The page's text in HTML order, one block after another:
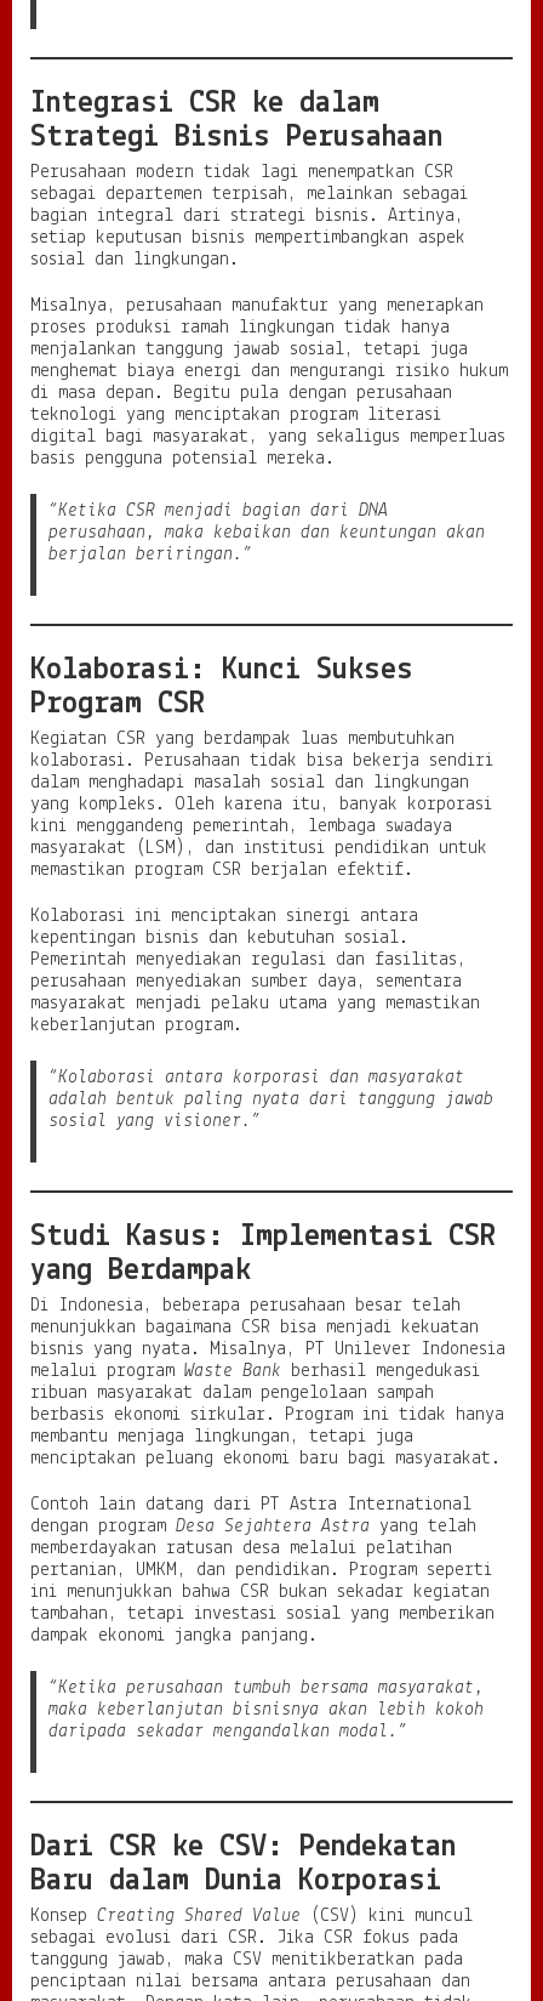
Integrasi CSR ke dalam
Strategi Bisnis Perusahaan
Perusahaan modern tidak lagi menempatkan CSR
sebagai departemen terpisah, melainkan sebagai
bagian integral dari strategi bisnis. Artinya,
setiap keputusan bisnis mempertimbangkan aspek
sosial dan lingkungan.
Misalnya, perusahaan manufaktur yang menerapkan
proses produksi ramah lingkungan tidak hanya
menjalankan tanggung jawab sosial, tetapi juga
menghemat biaya energi dan mengurangi risiko hukum
di masa depan. Begitu pula dengan perusahaan
teknologi yang menciptakan program literasi
digital bagi masyarakat, yang sekaligus memperluas
basis pengguna potensial mereka.
“Ketika CSR menjadi bagian dari DNA
perusahaan, maka kebaikan dan keuntungan akan
berjalan beriringan.”
Kolaborasi: Kunci Sukses
Program CSR
Kegiatan CSR yang berdampak luas membutuhkan
kolaborasi. Perusahaan tidak bisa bekerja sendiri
dalam menghadapi masalah sosial dan lingkungan
yang kompleks. Oleh karena itu, banyak korporasi
kini menggandeng pemerintah, lembaga swadaya
masyarakat (LSM), dan institusi pendidikan untuk
memastikan program CSR berjalan efektif.
Kolaborasi ini menciptakan sinergi antara
kepentingan bisnis dan kebutuhan sosial.
Pemerintah menyediakan regulasi dan fasilitas,
perusahaan menyediakan sumber daya, sementara
masyarakat menjadi pelaku utama yang memastikan
keberlanjutan program.
“Kolaborasi antara korporasi dan masyarakat
adalah bentuk paling nyata dari tanggung jawab
sosial yang visioner.”
Studi Kasus: Implementasi CSR
yang Berdampak
Di Indonesia, beberapa perusahaan besar telah
menunjukkan bagaimana CSR bisa menjadi kekuatan
bisnis yang nyata. Misalnya, PT Unilever Indonesia
melalui program Waste Bank berhasil mengedukasi
ribuan masyarakat dalam pengelolaan sampah
berbasis ekonomi sirkular. Program ini tidak hanya
membantu menjaga lingkungan, tetapi juga
menciptakan peluang ekonomi baru bagi masyarakat.
Contoh lain datang dari PT Astra International
dengan program Desa Sejahtera Astra yang telah
memberdayakan ratusan desa melalui pelatihan
pertanian, UMKM, dan pendidikan. Program seperti
ini menunjukkan bahwa CSR bukan sekadar kegiatan
tambahan, tetapi investasi sosial yang memberikan
dampak ekonomi jangka panjang.
“Ketika perusahaan tumbuh bersama masyarakat,
maka keberlanjutan bisnisnya akan lebih kokoh
daripada sekadar mengandalkan modal.”
Dari CSR ke CSV: Pendekatan
Baru dalam Dunia Korporasi
Konsep Creating Shared Value (CSV) kini muncul
sebagai evolusi dari CSR. Jika CSR fokus pada
tanggung jawab, maka CSV menitikberatkan pada
penciptaan nilai bersama antara perusahaan dan